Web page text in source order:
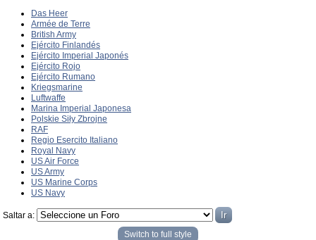
Das Heer
Armée de Terre
British Army
Ejército Finlandés
Ejército Imperial Japonés
Ejército Rojo
Ejército Rumano
Kriegsmarine
Luftwaffe
Marina Imperial Japonesa
Polskie Siły Zbrojne
RAF
Regio Esercito Italiano
Royal Navy
US Air Force
US Army
US Marine Corps
US Navy
Saltar a:
Switch to full style